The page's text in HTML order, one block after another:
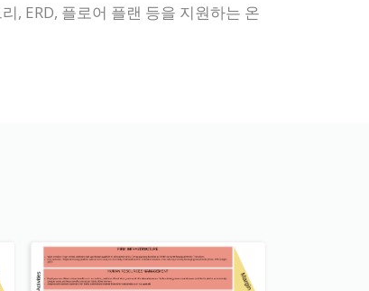
, ERD, 플로어 플랜 등을 지원하는 온